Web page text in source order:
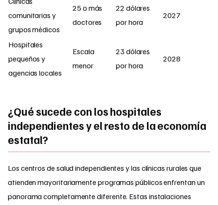
comunitarias y
grupos médicos
25 o más
doctores
22 dólares
por hora
2027
Hospitales
pequeños y
agencias locales
Escala
menor
23 dólares
por hora
2028
¿Qué sucede con los hospitales
independientes y el resto de la economía
estatal?
Los centros de salud independientes y las clínicas rurales que
atienden mayoritariamente programas públicos enfrentan un
panorama completamente diferente. Estas instalaciones